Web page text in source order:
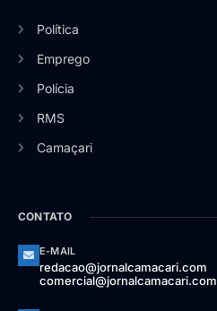
Política
Emprego
Polícia
RMS
Camaçari
CONTATO
E-MAIL
redacao@jornalcamacari.com
comercial@jornalcamacari.com